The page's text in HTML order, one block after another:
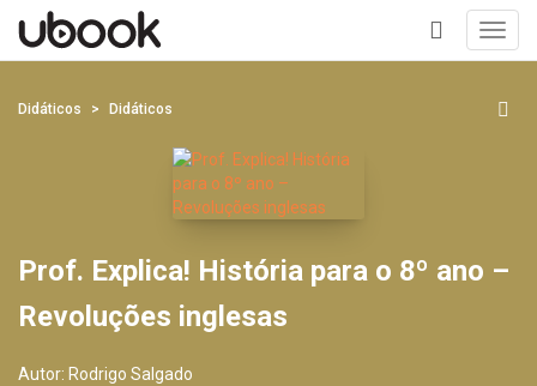
+
Didáticos Didáticos
Prof. Explica! História para o 8º ano –
Revoluções inglesas
Autor: Rodrigo Salgado